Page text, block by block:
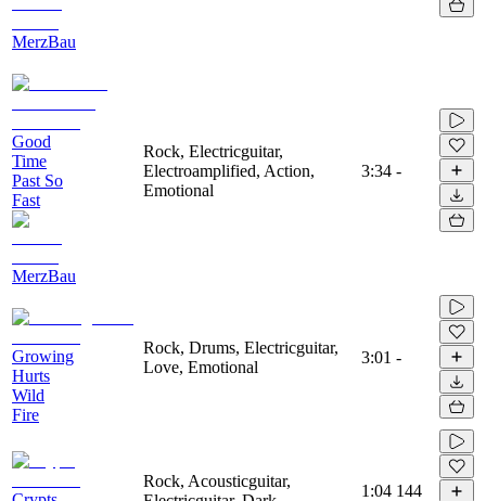
MerzBau
Good
Time
Past So
Fast
MerzBau
Rock, Electricguitar,
Electroamplified, Action,
Emotional
3:34 -
Growing
Hurts
Wild
Fire
Rock, Drums, Electricguitar,
Love, Emotional
3:01 -
Rock, Acousticguitar,
1:04 144